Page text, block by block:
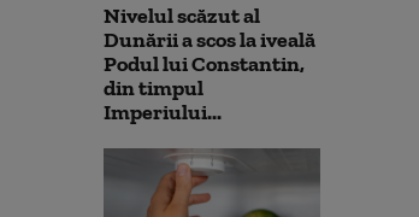
Nivelul scăzut al
Dunării a scos la iveală
Podul lui Constantin,
din timpul
Imperiului...